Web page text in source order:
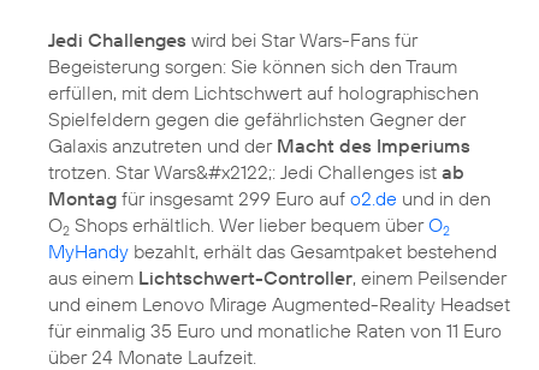
Jedi Challenges wird bei Star Wars-Fans für
Begeisterung sorgen: Sie können sich den Traum
erfüllen, mit dem Lichtschwert auf holographischen
Spielfeldern gegen die gefährlichsten Gegner der
Galaxis anzutreten und der Macht des Imperiums
trotzen. Star Wars&#x2122;: Jedi Challenges ist ab
Montag für insgesamt 299 Euro auf o2.de und in den
O2 Shops erhältlich. Wer lieber bequem überO2
MyHandy bezahlt, erhält das Gesamtpaket bestehend
aus einem Lichtschwert-Controller, einem Peilsender
und einem Lenovo Mirage Augmented-Reality Headset
für einmalig 35 Euro und monatliche Raten von 11 Euro
über 24 Monate Laufzeit.